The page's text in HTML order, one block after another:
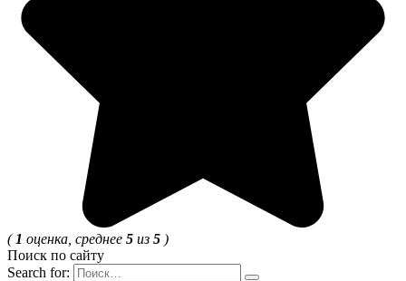
( 1 оценка, среднее 5 из 5 )
Поиск по сайту
Search for: